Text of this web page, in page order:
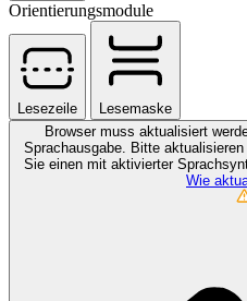
Orientierungsmodule
Lesezeile
Lesemaske
Browser muss aktualisiert
Sprachausgabe. Bitte
Sie einen mit aktivierter
Wie